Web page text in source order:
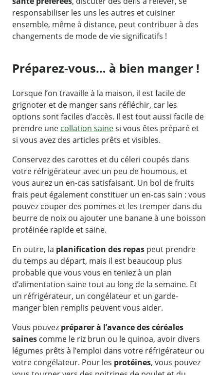
responsabiliser les uns les autres et cuisiner
ensemble, même à distance, peut contribuer à des
changements de mode de vie significatifs !
Préparez-vous… à bien manger !
Lorsque l’on travaille à la maison, il est facile de
grignoter et de manger sans réfléchir, car les
options sont faciles d’accès. Il est tout aussi facile de
prendre une collation sainesi vous êtes préparé et
si vous avez des articles prêts et visibles.
Conservez des carottes et du céleri coupés dans
votre réfrigérateur avec un peu de houmous, et
vous aurez un en-cas satisfaisant. Un bol de fruits
frais peut également constituer un en-cas sain : vous
pouvez couper des pommes et les tremper dans du
beurre de noix ou ajouter une banane à une boisson
protéinée rapide et saine.
En outre, la planification des repas peut prendre
du temps au départ, mais il est beaucoup plus
probable que vous vous en teniez à un plan
d’alimentation saine tout au long de la semaine. Et
un réfrigérateur, un congélateur et un garde-
manger bien remplis peuvent vous aider.
Vous pouvez préparer à l’avance des céréales
saines comme le riz brun ou le quinoa, avoir divers
légumes prêts à l’emploi dans votre réfrigérateur ou
votre congélateur. Pour les protéines, vous pouvez